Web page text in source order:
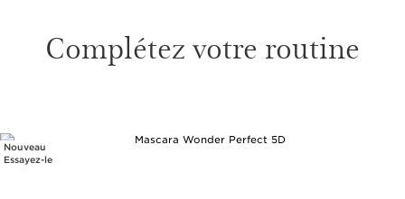
Complétez votre routine
Nouveau
Essayez-le